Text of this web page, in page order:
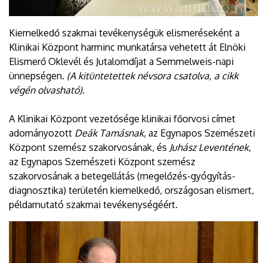
Kiemelkedő szakmai tevékenységük elismeréseként a
Klinikai Központ harminc munkatársa vehetett át Elnöki
Elismerő Oklevél és Jutalomdíjat a Semmelweis-napi
ünnepségen. (A kitüntetettek névsora csatolva, a cikk
végén olvasható).
A Klinikai Központ vezetősége klinikai főorvosi címet
adományozott Deák Tamásnak, az Egynapos Szemészeti
Központ szemész szakorvosának, és Juhász Leventének,
az Egynapos Szemészeti Központ szemész
szakorvosának a betegellátás (megelőzés-gyógyítás-
diagnosztika) területén kiemelkedő, országosan elismert,
példamutató szakmai tevékenységéért.